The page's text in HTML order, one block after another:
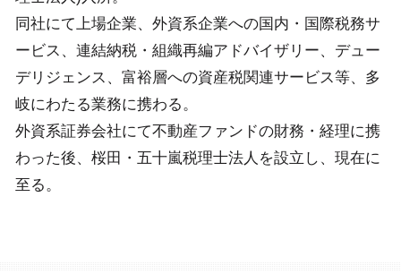
同社にて上場企業、外資系企業への国内・国際税務サ
ービス、連結納税・組織再編アドバイザリー、デュー
デリジェンス、富裕層への資産税関連サービス等、多
岐にわたる業務に携わる。
外資系証券会社にて不動産ファンドの財務・経理に携
わった後、桜田・五十嵐税理士法人を設立し、現在に
至る。